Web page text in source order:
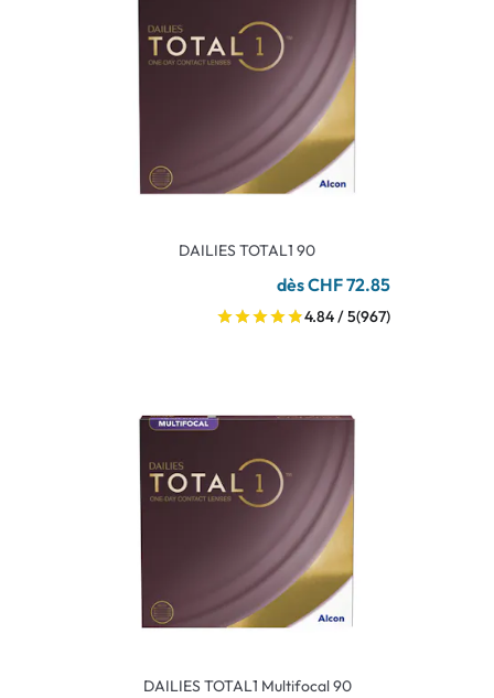
DAILIES TOTAL1 90
dès CHF 72.85
4.84 / 5(967)
DAILIES TOTAL1 Multifocal 90